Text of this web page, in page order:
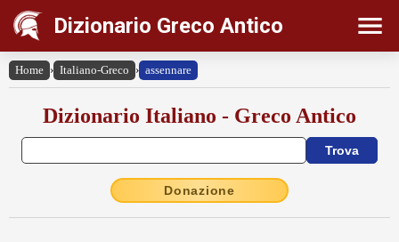
Dizionario Greco Antico
Home › Italiano-Greco › assennare
Dizionario Italiano - Greco Antico
Donazione